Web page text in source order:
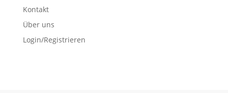
Kontakt
Über uns
Login/Registrieren